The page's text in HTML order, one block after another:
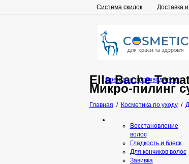
Система скидок Доставка
Ella Bache
Микро-пилинг
Главная / Косметика по уходу/
Бренды и производители
Восстановление
волос
Гладкость и блеск
Для кончиков волос
Завивка